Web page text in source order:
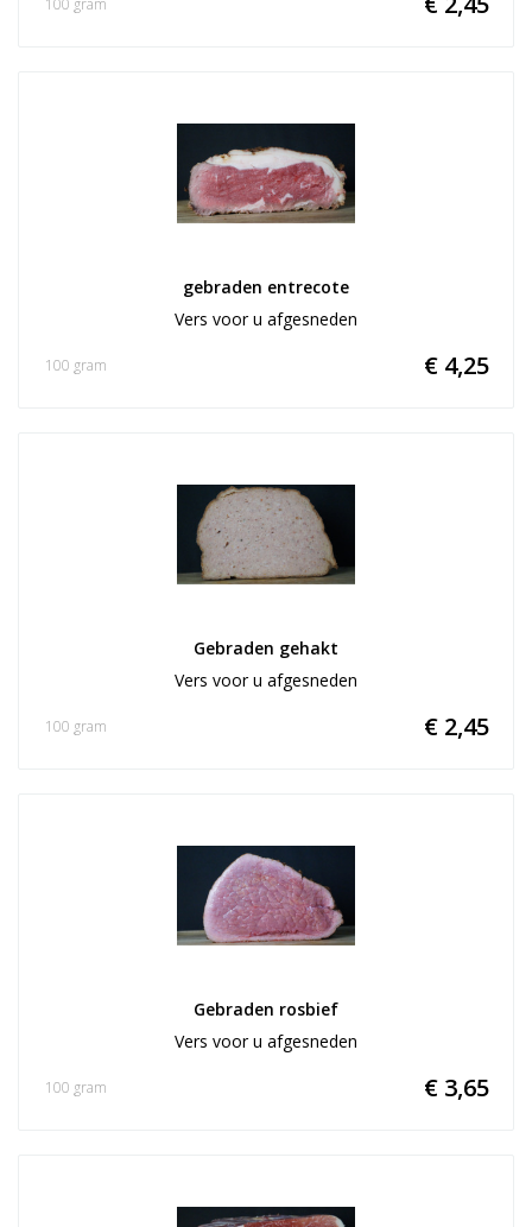
100 gram
gebraden entrecote
Vers voor u afgesneden
€ 4,25
100 gram
Gebraden gehakt
Vers voor u afgesneden
€ 2,45
100 gram
Gebraden rosbief
Vers voor u afgesneden
€ 3,65
100 gram